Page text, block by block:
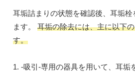
耳垢詰まりの状態を確認後、耳垢
ます。 耳垢の除去には、主に以下
す。
1. -吸引-専用の器具を用いて、耳垢